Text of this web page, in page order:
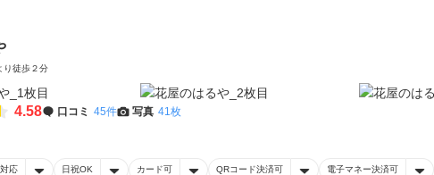
り徒歩２分
4.58 口コミ 45件 写真 41枚
応 日祝OK カード可 QRコード決済可 電子マネー決済可